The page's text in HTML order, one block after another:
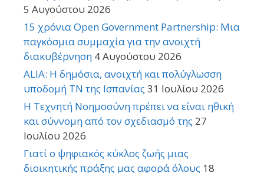
5 Αυγούστου 2026
15 χρόνια Open Government Partnership: Μια
παγκόσμια συμμαχία για την ανοιχτή
διακυβέρνηση 4 Αυγούστου 2026
ALIA: Η δημόσια, ανοιχτή και πολύγλωσση
υποδομή ΤΝ της Ισπανίας 31 Ιουλίου 2026
Η Τεχνητή Νοημοσύνη πρέπει να είναι ηθική
και σύννομη από τον σχεδιασμό της 27
Ιουλίου 2026
Γιατί ο ψηφιακός κύκλος ζωής μιας
διοικητικής πράξης μας αφορά όλους 18